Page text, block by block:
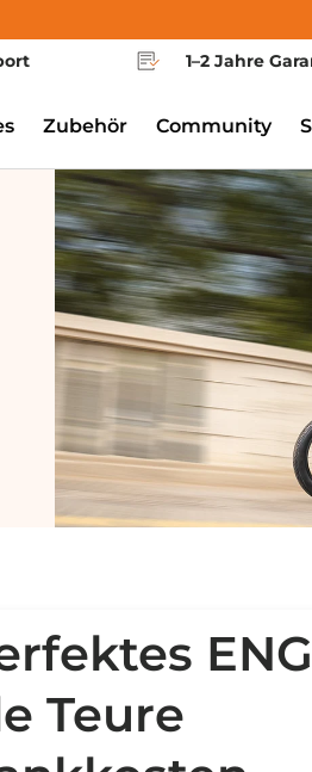
1–2 Jahre
Zubehör Community
Teure